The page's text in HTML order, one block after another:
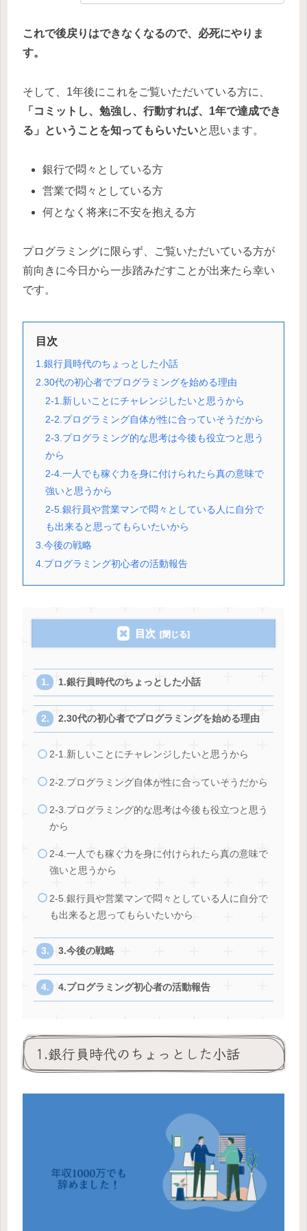
これで後戻りはできなくなるので、必死にやりま
す。
そして、1年後にこれをご覧いただいている方に、
「コミットし、勉強し、行動すれば、1年で達成でき
る」ということを知ってもらいたいと思います。
銀行で悶々としている方
営業で悶々としている方
何となく将来に不安を抱える方
プログラミングに限らず、ご覧いただいている方が
前向きに今日から一歩踏みだすことが出来たら幸い
です。
目次
1.銀行員時代のちょっとした小話
2.30代の初心者でプログラミングを始める理由
2-1.新しいことにチャレンジしたいと思うから
2-2.プログラミング自体が性に合っていそうだから
2-3.プログラミング的な思考は今後も役立つと思う
から
2-4.一人でも稼ぐ力を身に付けられたら真の意味で
強いと思うから
2-5.銀行員や営業マンで悶々としている人に自分で
も出来ると思ってもらいたいから
3.今後の戦略
4.プログラミング初心者の活動報告
目次
1.銀行員時代のちょっとした小話
2.30代の初心者でプログラミングを始める理由
2-1.新しいことにチャレンジしたいと思うから
2-2.プログラミング自体が性に合っていそうだから
2-3.プログラミング的な思考は今後も役立つと思う
から
2-4.一人でも稼ぐ力を身に付けられたら真の意味で
強いと思うから
2-5.銀行員や営業マンで悶々としている人に自分で
も出来ると思ってもらいたいから
3.今後の戦略
4.プログラミング初心者の活動報告
1.銀行員時代のちょっとした小話